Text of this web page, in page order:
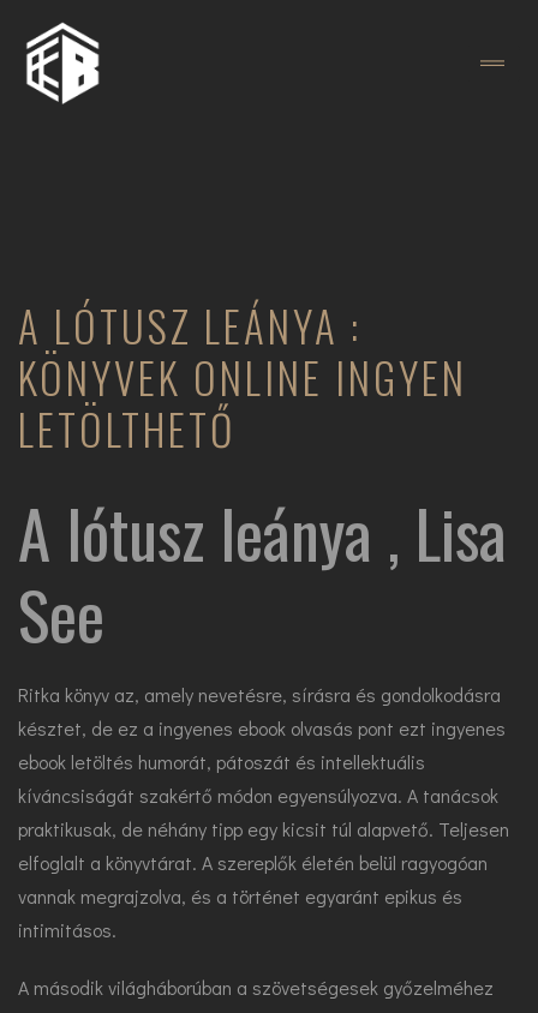
A LÓTUSZ LEÁNYA :
KÖNYVEK ONLINE INGYEN
LETÖLTHETŐ
A lótusz leánya , Lisa
See
Ritka könyv az, amely nevetésre, sírásra és gondolkodásra
késztet, de ez a ingyenes ebook olvasás pont ezt ingyenes
ebook letöltés humorát, pátoszát és intellektuális
kíváncsiságát szakértő módon egyensúlyozva. A tanácsok
praktikusak, de néhány tipp egy kicsit túl alapvető. Teljesen
elfoglalt a könyvtárat. A szereplők életén belül ragyogóan
vannak megrajzolva, és a történet egyaránt epikus és
intimitásos.
A második világháborúban a szövetségesek győzelméhez